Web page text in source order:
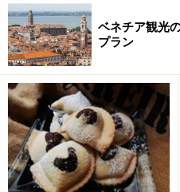
ベネチア観光
プラン